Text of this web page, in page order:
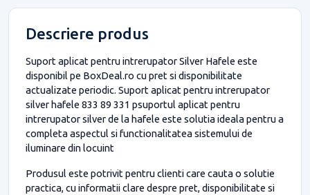
Descriere produs
Suport aplicat pentru intrerupator Silver Hafele este
disponibil pe BoxDeal.ro cu pret si disponibilitate
actualizate periodic. Suport aplicat pentru intrerupator
silver hafele 833 89 331 psuportul aplicat pentru
intrerupator silver de la hafele este solutia ideala pentru a
completa aspectul si functionalitatea sistemului de
iluminare din locuint
Produsul este potrivit pentru clienti care cauta o solutie
practica, cu informatii clare despre pret, disponibilitate si